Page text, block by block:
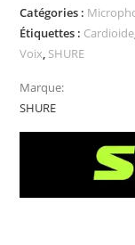
Catégories :
Étiquettes : Cardioide
Voix, SHURE
Marque:
SHURE